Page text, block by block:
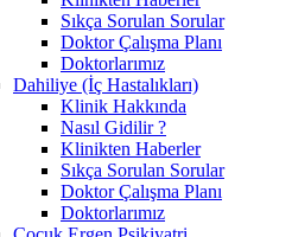
Sıkça Sorulan Sorular
Doktor Çalışma Planı
Doktorlarımız
Dahiliye (İç Hastalıkları)
Klinik Hakkında
Nasıl Gidilir ?
Klinikten Haberler
Sıkça Sorulan Sorular
Doktor Çalışma Planı
Doktorlarımız